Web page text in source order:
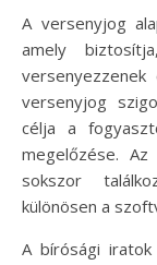
A versenyjog
amely
versenyezzenek
versenyjog
célja a
megelőzése.
sokszor
különösen a
A bírósági iratok